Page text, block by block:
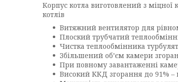
Корпус котла виготовлений з міцної
котлів
Витяжний вентилятор для
Плоский трубчатий
Чистка теплообмінника
Збільшений об’єм камери
При повному завантаженні
Високий ККД згорання до 91% –